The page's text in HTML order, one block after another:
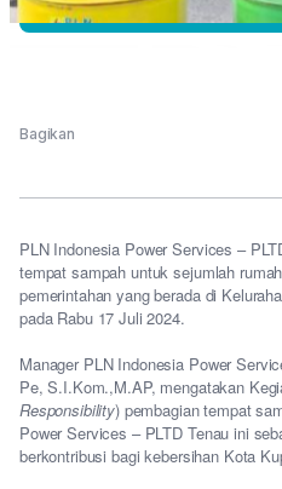
Bagikan
PLN Indonesia Power Services –
tempat sampah untuk sejumlah
pemerintahan yang berada di
pada Rabu 17 Juli 2024.
Manager PLN Indonesia Power
Pe, S.I.Kom.,M.AP, mengatakan
Responsibility) pembagian tempat
Power Services – PLTD Tenau ini
berkontribusi bagi kebersihan Kota